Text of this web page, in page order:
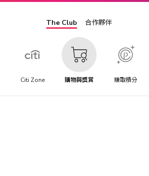
The Club 合作夥伴
Citi Zone 購物與獎賞 賺取積分